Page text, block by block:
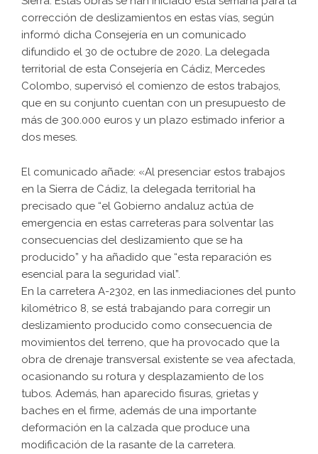
corrección de deslizamientos en estas vías, según
informó dicha Consejería en un comunicado
difundido el 30 de octubre de 2020. La delegada
territorial de esta Consejería en Cádiz, Mercedes
Colombo, supervisó el comienzo de estos trabajos,
que en su conjunto cuentan con un presupuesto de
más de 300.000 euros y un plazo estimado inferior a
dos meses.
El comunicado añade: «Al presenciar estos trabajos
en la Sierra de Cádiz, la delegada territorial ha
precisado que “el Gobierno andaluz actúa de
emergencia en estas carreteras para solventar las
consecuencias del deslizamiento que se ha
producido” y ha añadido que “esta reparación es
esencial para la seguridad vial”.
En la carretera A-2302, en las inmediaciones del punto
kilométrico 8, se está trabajando para corregir un
deslizamiento producido como consecuencia de
movimientos del terreno, que ha provocado que la
obra de drenaje transversal existente se vea afectada,
ocasionando su rotura y desplazamiento de los
tubos. Además, han aparecido fisuras, grietas y
baches en el firme, además de una importante
deformación en la calzada que produce una
modificación de la rasante de la carretera.